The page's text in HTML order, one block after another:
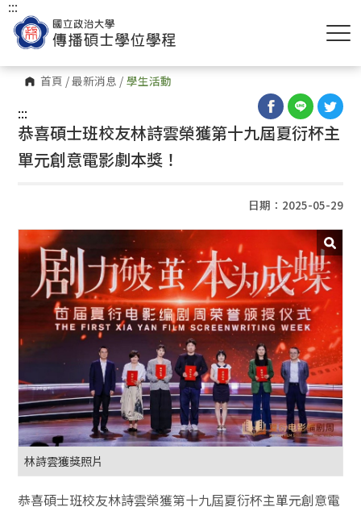
首頁 /最新消息 / 學生活動
:::
:::
恭喜碩士班校友林詩雲榮獲第十九屆夏衍杯主
單元創意電影劇本獎！
日期：2025-05-29
林詩雲獲獎照片
恭喜碩士班校友林詩雲榮獲第十九屆夏衍杯主單元創意電